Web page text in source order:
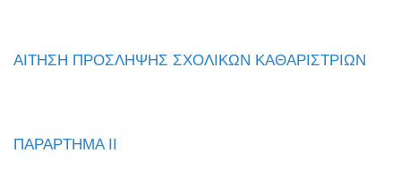
ΑΙΤΗΣΗ ΠΡΟΣΛΗΨΗΣ ΣΧΟΛΙΚΩΝ ΚΑΘΑΡΙΣΤΡΙΩΝ
ΠΑΡΑΡΤΗΜΑ ΙΙ